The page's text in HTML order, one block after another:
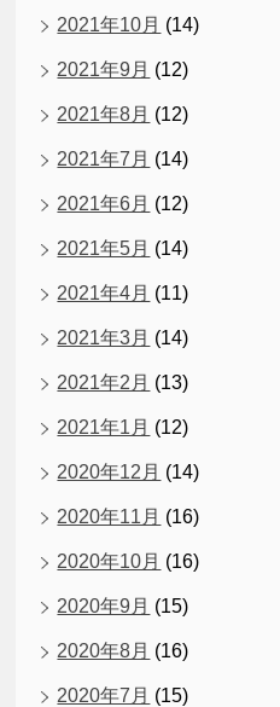
2021年10月 (14)
2021年9月 (12)
2021年8月 (12)
2021年7月 (14)
2021年6月 (12)
2021年5月 (14)
2021年4月 (11)
2021年3月 (14)
2021年2月 (13)
2021年1月 (12)
2020年12月 (14)
2020年11月 (16)
2020年10月 (16)
2020年9月 (15)
2020年8月 (16)
2020年7月 (15)